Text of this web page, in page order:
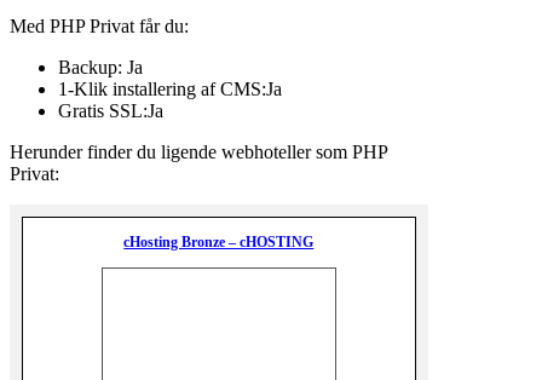
Med PHP Privat får du:
Backup: Ja
1-Klik installering af CMS:Ja
Gratis SSL:Ja
Herunder finder du ligende webhoteller som PHP
Privat:
cHosting Bronze – cHOSTING